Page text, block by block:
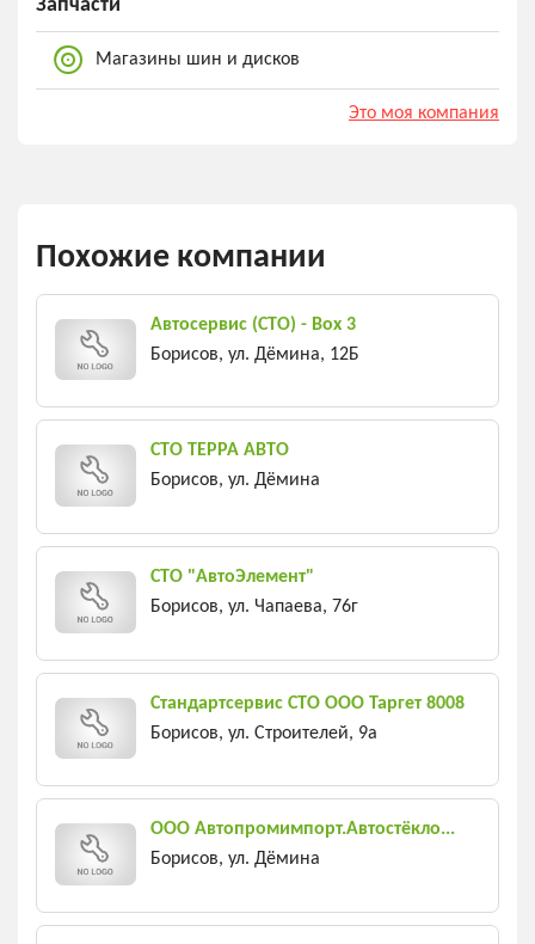
Запчасти
Магазины шин и дисков
Это моя компания
Похожие компании
Автосервис (СТО) - Box 3
Борисов, ул. Дёмина, 12Б
СТО ТЕРРА АВТО
Борисов, ул. Дёмина
СТО "АвтоЭлемент"
Борисов, ул. Чапаева, 76г
Стандартсервис СТО ООО Таргет 8008
Борисов, ул. Строителей, 9а
ООО Автопромимпорт.Автостёкло...
Борисов, ул. Дёмина